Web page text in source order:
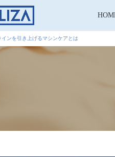
インを引き上げるマシンケアとは